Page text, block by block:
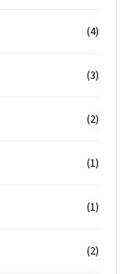
(4)
(3)
(2)
(1)
(1)
(2)